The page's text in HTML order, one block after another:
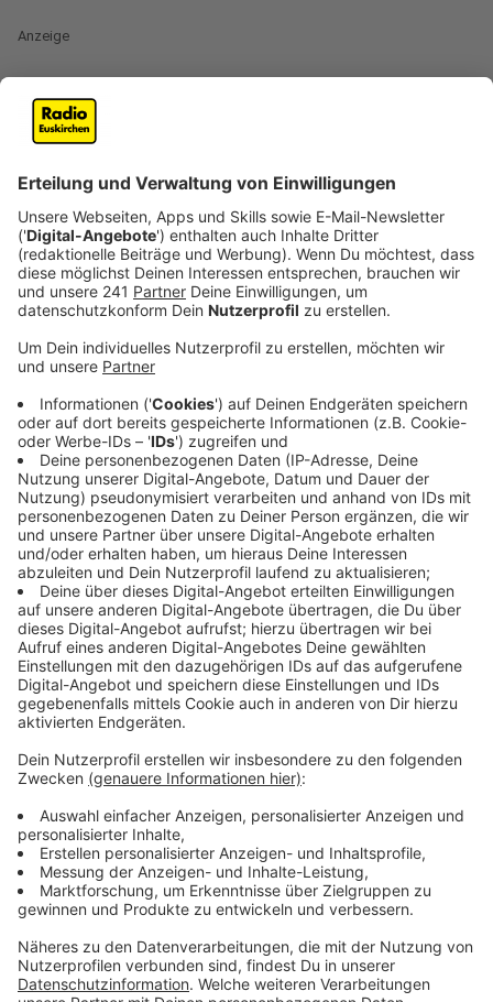
Anzeige
In Duisburg Alt-Homberg sind am 12. und 13.
Dezember bei einem Weihnachtsbaum-Stand ungefähr
Jähriger - wurde von diesem Raub überrascht, als er
am nächsten Morgen wieder mit der Arbeit beginnen
wollte. Die rund drei Meter hohen Bäume waren Weg,
ebenso wie die Diebe, die wohl einen Anhänger oder
LKW dabei hatten.
Zu so einem Fall setzt die verantwortliche
Polizeidirektion einen
dies aber in der Weihnachtszeit geschah und daher ein
etwas besonderes Verbrechen darstellte, hat sich die
Polizei Duisburg etwas Besonderes einfallen lassen:
Janine wurde aufgrund ihrer schönen Stimme
zusätzlich kurzfristig als Sängerin engagiert. Der
gesungene Fahndungsaufruf zu diesem
Weihnachtsbaum-Raub - zum Oh, Tannenbaum-
Weihnachtsklassiker - wurde auf die Social-Media-
Kanäle der Polizei Duisburg gesetzt und ging viral.
Anzeige
Anzeige
Wir sind - wie viele andere - auf Janine aufmerksam
geworden und haben die Beamtin zu uns ins Studio
eingeladen. Kollegin Lisa Adams hat sie begleitet. Sie
brachte dazu noch einen Arbeitskollegen mit und nahm
kurzerhand einen weiteren Song in unserem Studio auf.
Wie es ihr bei uns gefallen hat und einen Ausschnitt
aus dem Song hört ihr hier.